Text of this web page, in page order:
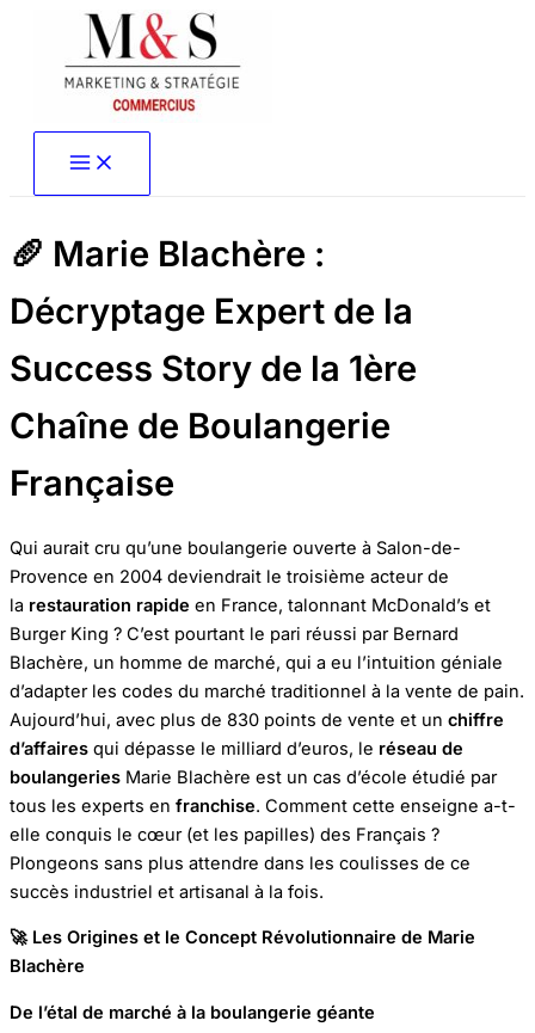
contenu
🥖 Marie Blachère :
Décryptage Expert de la
Success Story de la 1ère
Chaîne de Boulangerie
Française
Qui aurait cru qu’une boulangerie ouverte à Salon-de-
Provence en 2004 deviendrait le troisième acteur de
la restauration rapide en France, talonnant McDonald’s et
Burger King ? C’est pourtant le pari réussi par Bernard
Blachère, un homme de marché, qui a eu l’intuition géniale
d’adapter les codes du marché traditionnel à la vente de pain.
Aujourd’hui, avec plus de 830 points de vente et un chiffre
d’affaires qui dépasse le milliard d’euros, le réseau de
boulangeries Marie Blachère est un cas d’école étudié par
tous les experts en franchise. Comment cette enseigne a-t-
elle conquis le cœur (et les papilles) des Français ?
Plongeons sans plus attendre dans les coulisses de ce
succès industriel et artisanal à la fois.
🚀 Les Origines et le Concept Révolutionnaire de Marie
Blachère
De l’étal de marché à la boulangerie géante